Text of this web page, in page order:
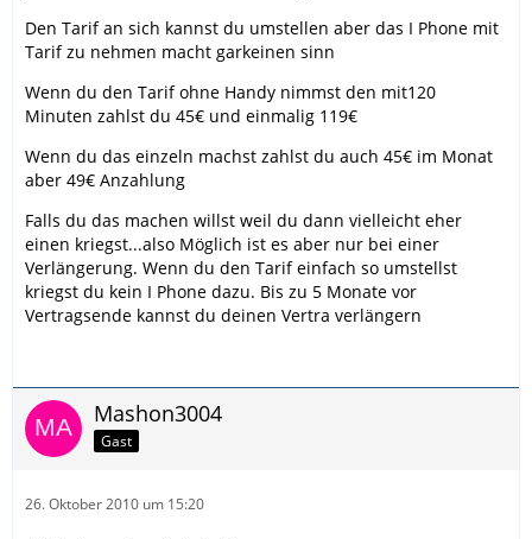
Den Tarif an sich kannst du umstellen aber das I Phone mit
Tarif zu nehmen macht garkeinen sinn
Wenn du den Tarif ohne Handy nimmst den mit120
Minuten zahlst du 45€ und einmalig 119€
Wenn du das einzeln machst zahlst du auch 45€ im Monat
aber 49€ Anzahlung
Falls du das machen willst weil du dann vielleicht eher
einen kriegst...also Möglich ist es aber nur bei einer
Verlängerung. Wenn du den Tarif einfach so umstellst
kriegst du kein I Phone dazu. Bis zu 5 Monate vor
Vertragsende kannst du deinen Vertra verlängern
Mashon3004
Gast
26. Oktober 2010 um 15:20